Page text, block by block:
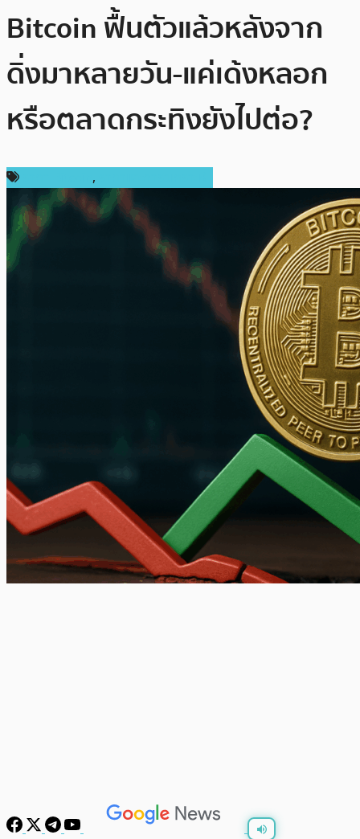
Bitcoin ฟื้นตัวแล้วหลังจาก
ดิ่งมาหลายวัน-แค่เด้งหลอก
หรือตลาดกระทิงยังไปต่อ?
,